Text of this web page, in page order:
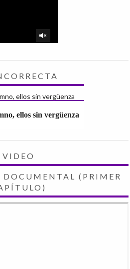
ellos sin vergüenza
VIDEO
DOCUMENTAL (PRIMER